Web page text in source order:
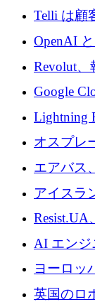
1,200 万
Telli は顧
1,500 万
OpenAI
ートアッ
Revolut、
の新たな
Google
された AI
Lightning
グループ
に買収
オスプレ
攻撃を阻
エアバス
欧州防衛
アイスラ
ッション
ームを拡
衛技術を
基金を立
AI エンジ
ートアッ
らの支援
ヨーロッ
介します
英国のロ